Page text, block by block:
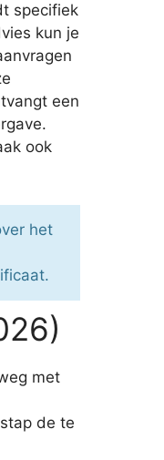
specifiek
kun je
een
ook
het
met
de te